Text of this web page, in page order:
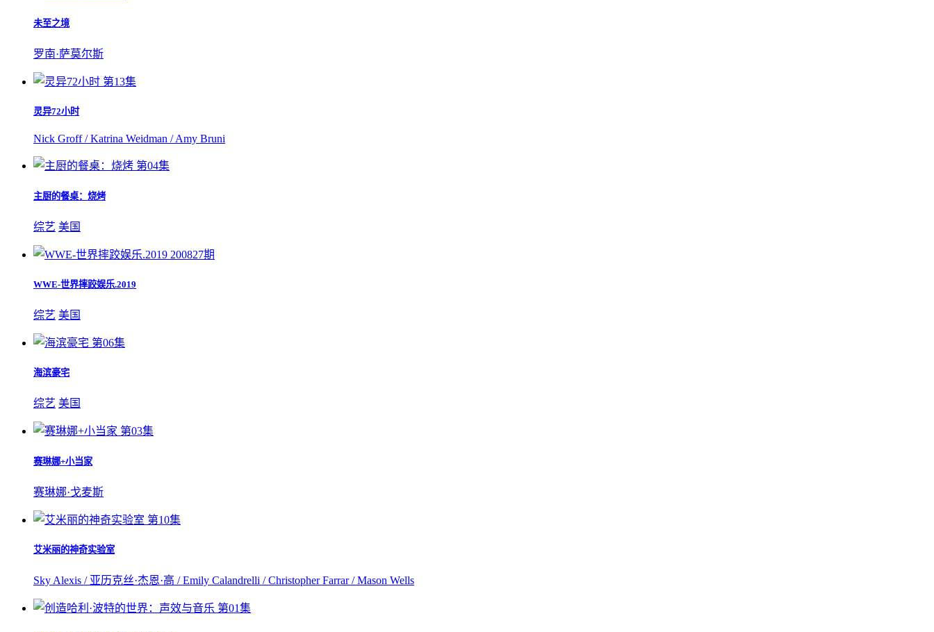
未至之境
罗南·萨莫尔斯
第13集
灵异72小时
Nick Groff / Katrina Weidman / Amy Bruni
第04集
主厨的餐桌：烧烤
综艺 美国
200827期
WWE-世界摔跤娱乐.2019
综艺 美国
第06集
海滨豪宅
综艺 美国
第03集
赛琳娜+小当家
赛琳娜·戈麦斯
第10集
艾米丽的神奇实验室
Sky Alexis / 亚历克丝·杰恩·高 / Emily Calandrelli / Christopher Farrar / Mason Wells
第01集